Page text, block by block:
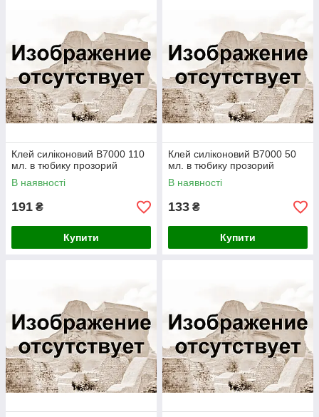
Клей силіконовий B7000 110
мл. в тюбику прозорий
В наявності
191 ₴
Купити
Клей силіконовий B7000 50
мл. в тюбику прозорий
В наявності
133 ₴
Купити